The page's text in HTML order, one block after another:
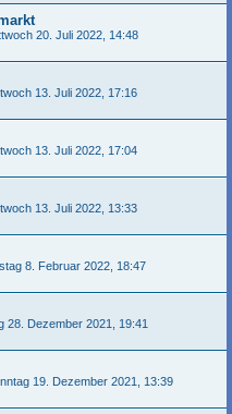
20. Juli 2022, 14:48
13. Juli 2022, 17:16
13. Juli 2022, 17:04
13. Juli 2022, 13:33
8. Februar 2022, 18:47
28. Dezember 2021, 19:41
19. Dezember 2021, 13:39